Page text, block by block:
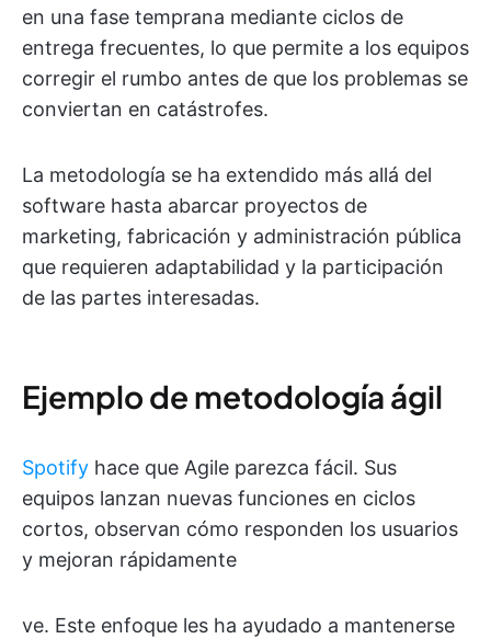
en una fase temprana mediante ciclos de
entrega frecuentes, lo que permite a los equipos
corregir el rumbo antes de que los problemas se
conviertan en catástrofes.
La metodología se ha extendido más allá del
software hasta abarcar proyectos de
marketing, fabricación y administración pública
que requieren adaptabilidad y la participación
de las partes interesadas.
Ejemplo de metodología ágil
Spotify hace que Agile parezca fácil. Sus
equipos lanzan nuevas funciones en ciclos
cortos, observan cómo responden los usuarios
y mejoran rápidamente
ve. Este enfoque les ha ayudado a mantenerse